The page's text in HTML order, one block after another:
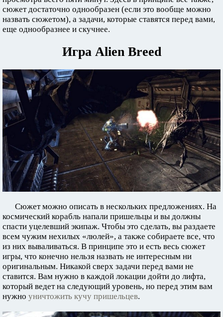
сюжет достаточно однообразен (если это вообще можно
назвать сюжетом), а задачи, которые ставятся перед вами,
еще однообразнее и скучнее.
Игра Alien Breed
Сюжет можно описать в нескольких предложениях. На
космический корабль напали пришельцы и вы должны
спасти уцелевший экипаж. Чтобы это сделать, вы раздаете
всем чужим нехилых «люлей», а также собираете все, что
из них вываливаться. В принципе это и есть весь сюжет
игры, что конечно нельзя назвать не интересным ни
оригинальным. Никакой сверх задачи перед вами не
ставится. Вам нужно в каждой локации дойти до лифта,
который ведет на следующий уровень, но перед этим вам
нужно уничтожить кучу пришельцев.